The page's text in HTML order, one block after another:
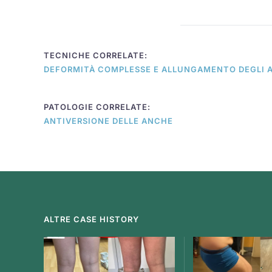
TECNICHE CORRELATE:
DEFORMITÀ COMPLESSE E ALLUNGAMENTO DEGLI
PATOLOGIE CORRELATE:
ANTIVERSIONE DELLE ANCHE
ALTRE CASE HISTORY